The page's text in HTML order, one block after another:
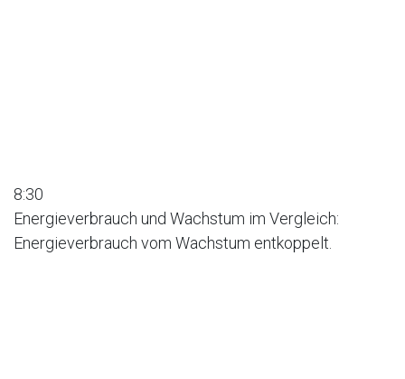
8:30
Energieverbrauch und Wachstum im Vergleich:
Energieverbrauch vom Wachstum entkoppelt.